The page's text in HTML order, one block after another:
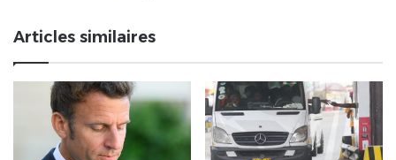
à
l'Ukraine
Articles similaires